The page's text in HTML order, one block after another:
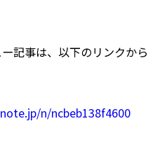
記事は、以下のリンクから
n/ncbeb138f4600